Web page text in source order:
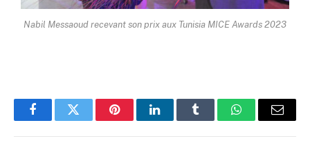
Nabil Messaoud recevant son prix aux Tunisia MICE Awards 2023
FacebookTwitter PinterestLinkedInTumblr WhatsAppEmail